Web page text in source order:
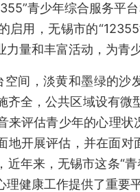
青少年综合服务平
启用，无锡市的
量和丰富活动，为青
空间，淡黄和墨绿的
齐全，公共区域设有微
来评估青少年的心理
地开展评估，并在面对
近年来，无锡市这条“
理健康工作提供了重要